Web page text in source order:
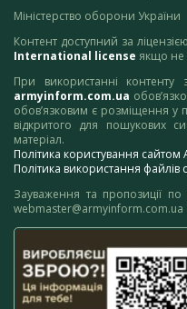
Міністерство оборони України
Контент доступний за ліцензією
International license якщо не
При використанні
armyinform.com.ua
обов’язковим є розміщення у
відкритого для пошукових
матеріал.
Політика користування сайтом
Політика використання файлів
Зауваження та пропозиції
webmaster@armyinform.com.ua